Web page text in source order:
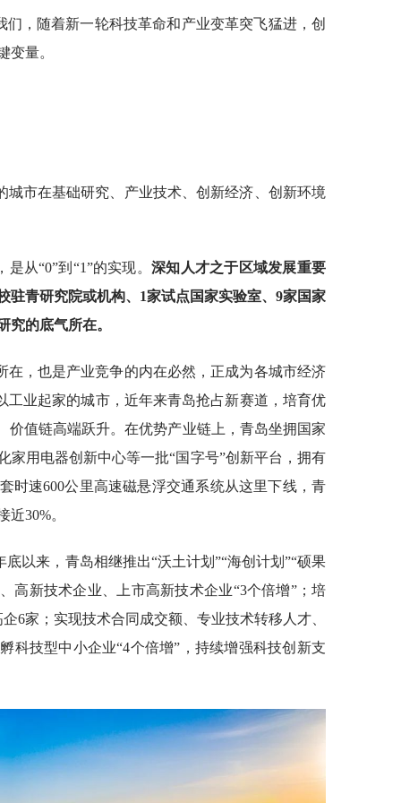
们，随着新一轮科技革命和产业变革突飞猛进，创
变量。
城市在基础研究、产业技术、创新经济、创新环境
从“0”到“1”的实现。深知人才之于区域发展重要
驻青研究院或机构、1家试点国家实验室、9家国家
究的底气所在。
在，也是产业竞争的内在必然，正成为各城市经济
工业起家的城市，近年来青岛抢占新赛道，培育优
价值链高端跃升。在优势产业链上，青岛坐拥国家
家用电器创新中心等一批“国字号”创新平台，拥有
时速600公里高速磁悬浮交通系统从这里下线，青
30%。
底以来，青岛相继推出“沃土计划”“海创计划”“硕果
高新技术企业、上市高新技术企业“3个倍增”；培
6家；实现技术合同成交额、专业技术转移人才、
科技型中小企业“4个倍增”，持续增强科技创新支